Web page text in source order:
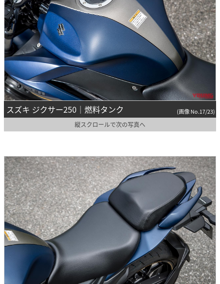
スズキ ジクサー250｜燃料タンク (画像 No.17/23)
縦スクロールで次の写真へ